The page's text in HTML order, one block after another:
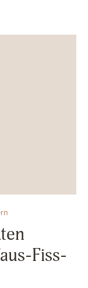
Fiss-